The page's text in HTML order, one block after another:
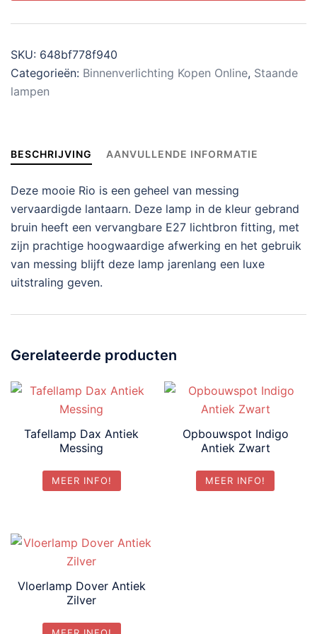
SKU: 648bf778f940
Categorieën: Binnenverlichting Kopen Online, Staande
lampen
BESCHRIJVING AANVULLENDE INFORMATIE
Deze mooie Rio is een geheel van messing
vervaardigde lantaarn. Deze lamp in de kleur gebrand
bruin heeft een vervangbare E27 lichtbron fitting, met
zijn prachtige hoogwaardige afwerking en het gebruik
van messing blijft deze lamp jarenlang een luxe
uitstraling geven.
Gerelateerde producten
Tafellamp Dax Antiek
Messing
MEER INFO!
Opbouwspot Indigo
Antiek Zwart
MEER INFO!
Vloerlamp Dover Antiek
Zilver